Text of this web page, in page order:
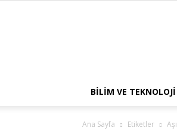
BILIM VE TEKNOLOJI
Ana Sayfa Etiketler Aşı